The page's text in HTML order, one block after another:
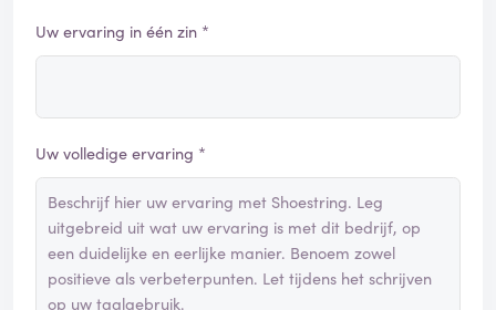
Uw ervaring in één zin *
Uw volledige ervaring *